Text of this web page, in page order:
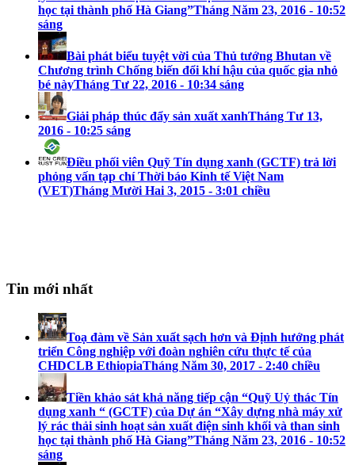
học tại thành phố Hà Giang”Tháng Năm 23, 2016 - 10:52
sáng
Bài phát biểu tuyệt vời của Thủ tướng Bhutan về
Chương trình Chống biến đổi khí hậu của quốc gia nhỏ
bé nàyTháng Tư 22, 2016 - 10:34 sáng
Giải pháp thúc đẩy sản xuất xanhTháng Tư 13,
2016 - 10:25 sáng
Điều phối viên Quỹ Tín dụng xanh (GCTF) trả lời
phỏng vấn tạp chí Thời báo Kinh tế Việt Nam
(VET)Tháng Mười Hai 3, 2015 - 3:01 chiều
Tin mới nhất
Toạ đàm về Sản xuất sạch hơn và Định hướng phát
triển Công nghiệp với đoàn nghiên cứu thực tế của
CHDCLB EthiopiaTháng Năm 30, 2017 - 2:40 chiều
Tiền khảo sát khả năng tiếp cận “Quỹ Uỷ thác Tín
dụng xanh “ (GCTF) của Dự án “Xây dựng nhà máy xử
lý rác thải sinh hoạt sản xuất điện sinh khối và than sinh
học tại thành phố Hà Giang”Tháng Năm 23, 2016 - 10:52
sáng